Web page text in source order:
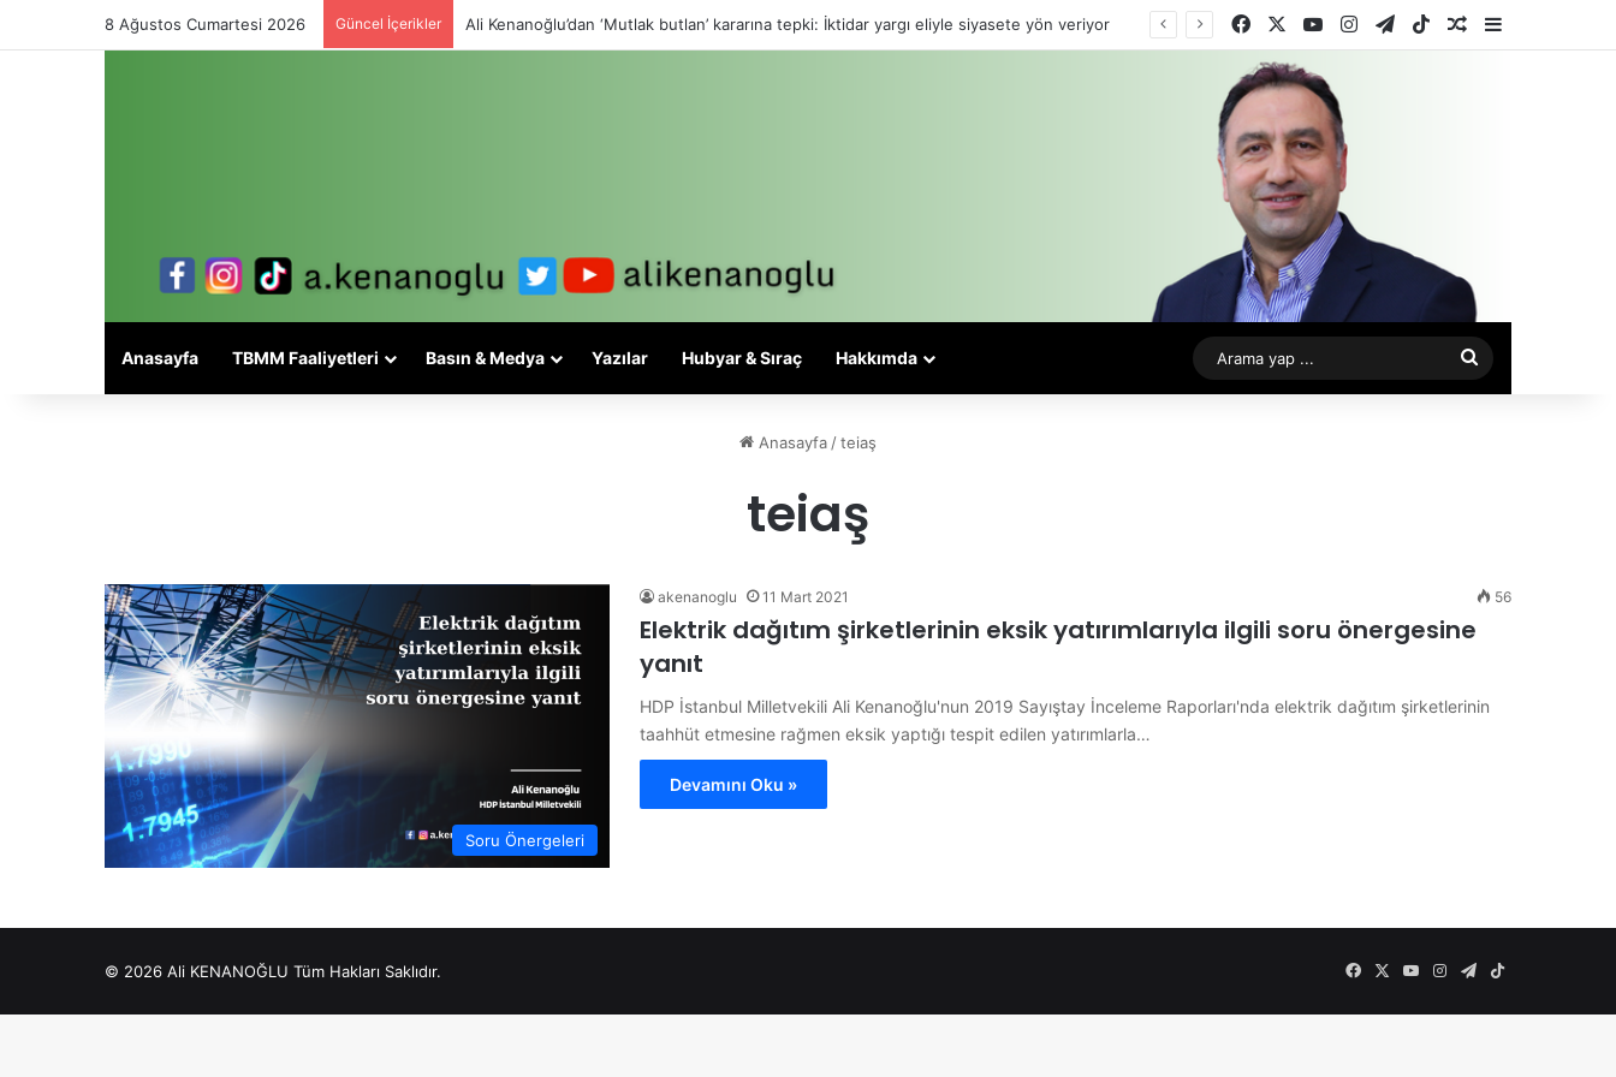
8 Ağustos Cumartesi 2026 Güncel İçerikler Ali Kenanoğlu’dan ‘Mutlak butlan’ kararına tepki: İktidar yargı eliyle siyasete yön veriyor FacebookYouTubeInstagram
TelegramTikTokRastgele Makale
Kenar
Anasayfa TBMM Faaliyetleri Basın & Medya Yazılar Hubyar & Sıraç Hakkımda
Arama
yap
Anasayfa /teiaş
teiaş
Soru Önergeleri
akenanoglu 11 Mart 2021 56
Elektrik dağıtım şirketlerinin eksik yatırımlarıyla ilgili soru önergesine
yanıt
HDP İstanbul Milletvekili Ali Kenanoğlu'nun 2019 Sayıştay İnceleme Raporları'nda elektrik dağıtım şirketlerinin
taahhüt etmesine rağmen eksik yaptığı tespit edilen yatırımlarla…
Devamını Oku »
© 2026 Ali KENANOĞLU Tüm Hakları Saklıdır. Facebook
X YouTubeInstagram
Telegram
TikTok